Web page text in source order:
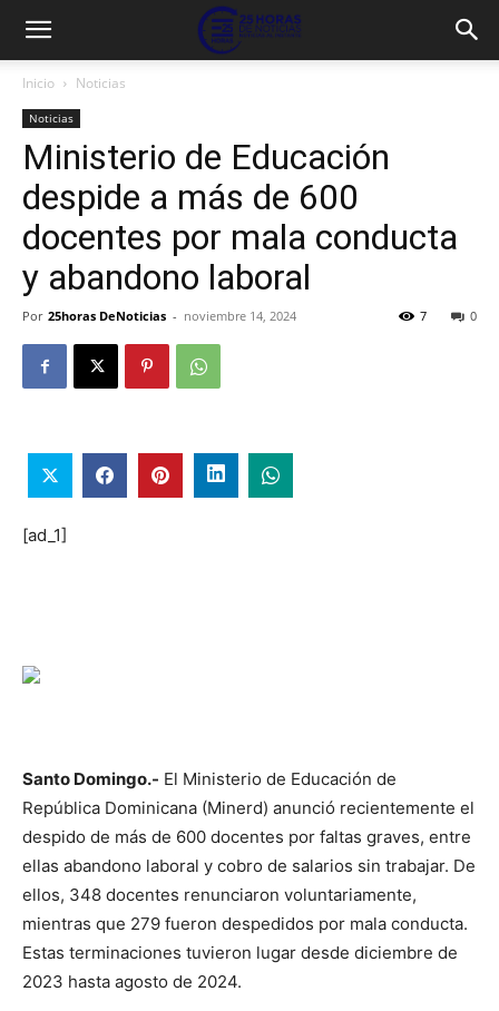
Inicio Noticias
Noticias
Ministerio de Educación
despide a más de 600
docentes por mala conducta
y abandono laboral
Por 25horas DeNoticias - noviembre 14, 2024 0
7
[ad_1]
Santo Domingo.- El Ministerio de Educación de
República Dominicana (Minerd) anunció recientemente el
despido de más de 600 docentes por faltas graves, entre
ellas abandono laboral y cobro de salarios sin trabajar. De
ellos, 348 docentes renunciaron voluntariamente,
mientras que 279 fueron despedidos por mala conducta.
Estas terminaciones tuvieron lugar desde diciembre de
2023 hasta agosto de 2024.